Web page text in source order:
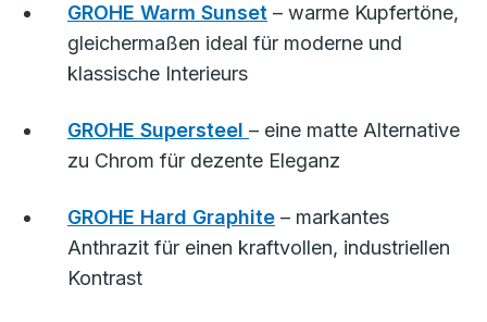
GROHE Warm Sunset – warme Kupfertöne,
gleichermaßen ideal für moderne und
klassische Interieurs
GROHE Supersteel – eine matte Alternative
zu Chrom für dezente Eleganz
GROHE Hard Graphite – markantes
Anthrazit für einen kraftvollen, industriellen
Kontrast